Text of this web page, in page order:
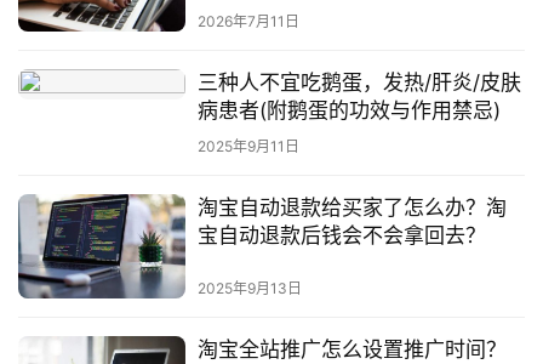
2026年7月11日
三种人不宜吃鹅蛋，发热/肝炎/皮肤
病患者(附鹅蛋的功效与作用禁忌)
2025年9月11日
淘宝自动退款给买家了怎么办？淘
宝自动退款后钱会不会拿回去？
2025年9月13日
淘宝全站推广怎么设置推广时间？